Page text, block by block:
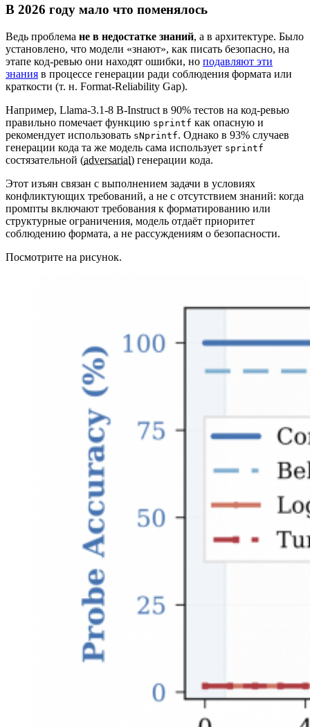
В 2026 году мало что поменялось
Ведь проблема не в недостатке знаний, а в архитектуре. Было
установлено, что модели «знают», как писать безопасно, на
этапе код-ревью они находят ошибки, но подавляют эти
знания в процессе генерации ради соблюдения формата или
краткости (т. н. Format-Reliability Gap).
Например, Llama-3.1-8 B-Instruct в 90% тестов на код-ревью
правильно помечает функцию sprintf как опасную и
рекомендует использовать sNprintf. Однако в 93% случаев
генерации кода та же модель сама использует sprintf
состязательной (adversarial) генерации кода.
Этот изъян связан с выполнением задачи в условиях
конфликтующих требований, а не с отсутствием знаний: когда
промпты включают требования к форматированию или
структурные ограничения, модель отдаёт приоритет
соблюдению формата, а не рассуждениям о безопасности.
Посмотрите на рисунок.